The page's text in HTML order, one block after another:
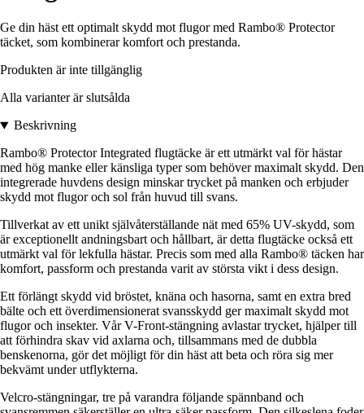
Ge din häst ett optimalt skydd mot flugor med Rambo® Protector
täcket, som kombinerar komfort och prestanda.
Produkten är inte tillgänglig
Alla varianter är slutsålda
Beskrivning
Rambo® Protector Integrated flugtäcke är ett utmärkt val för hästar
med hög manke eller känsliga typer som behöver maximalt skydd. Den
integrerade huvdens design minskar trycket på manken och erbjuder
skydd mot flugor och sol från huvud till svans.
Tillverkat av ett unikt självåterställande nät med 65% UV-skydd, som
är exceptionellt andningsbart och hållbart, är detta flugtäcke också ett
utmärkt val för lekfulla hästar. Precis som med alla Rambo® täcken har
komfort, passform och prestanda varit av största vikt i dess design.
Ett förlängt skydd vid bröstet, knäna och hasorna, samt en extra bred
bälte och ett överdimensionerat svansskydd ger maximalt skydd mot
flugor och insekter. Vår V-Front-stängning avlastar trycket, hjälper till
att förhindra skav vid axlarna och, tillsammans med de dubbla
benskenorna, gör det möjligt för din häst att beta och röra sig mer
bekvämt under utflykterna.
Velcro-stängningar, tre på varandra följande spännband och